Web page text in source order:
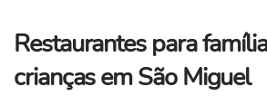
Restaurantes para
crianças em São Miguel